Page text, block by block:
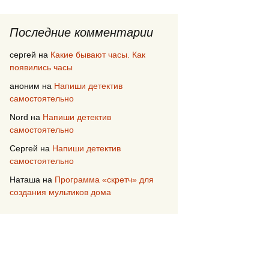
Последние комментарии
сергей на Какие бывают часы. Как
появились часы
аноним на Напиши детектив
самостоятельно
Nord на Напиши детектив
самостоятельно
Сергей на Напиши детектив
самостоятельно
Наташа на Программа «скретч» для
создания мультиков дома